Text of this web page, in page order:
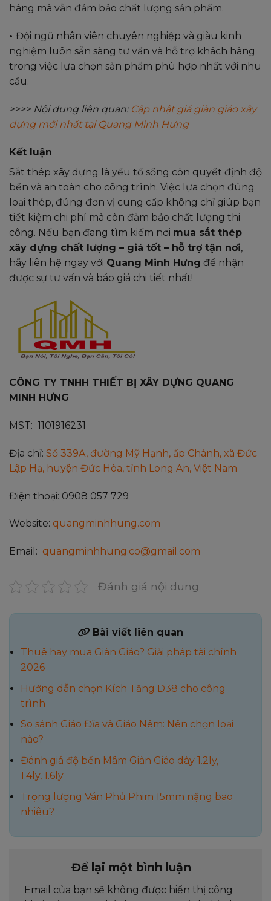
hàng mà vẫn đảm bảo chất lượng sản phẩm.
• Đội ngũ nhân viên chuyên nghiệp và giàu kinh
nghiệm luôn sẵn sàng tư vấn và hỗ trợ khách hàng
trong việc lựa chọn sản phẩm phù hợp nhất với nhu
cầu.
>>>> Nội dung liên quan: Cập nhật giá giàn giáo xây
dựng mới nhất tại Quang Minh Hưng
Kết luận
Sắt thép xây dựng là yếu tố sống còn quyết định độ
bền và an toàn cho công trình. Việc lựa chọn đúng
loại thép, đúng đơn vị cung cấp không chỉ giúp bạn
tiết kiệm chi phí mà còn đảm bảo chất lượng thi
công. Nếu bạn đang tìm kiếm nơi mua sắt thép
xây dựng chất lượng – giá tốt – hỗ trợ tận nơi,
hãy liên hệ ngay với Quang Minh Hưng để nhận
được sự tư vấn và báo giá chi tiết nhất!
CÔNG TY TNHH THIẾT BỊ XÂY DỰNG QUANG
MINH HƯNG
MST: 1101916231
Địa chỉ: Số 339A, đường Mỹ Hạnh, ấp Chánh, xã Đức
Lập Hạ, huyện Đức Hòa, tỉnh Long An, Việt Nam
Điện thoại: 0908 057 729
Website: quangminhhung.com
Email: quangminhhung.co@gmail.com
Đánh giá nội dung
Bài viết liên quan
Thuê hay mua Giàn Giáo? Giải pháp tài chính
2026
Hướng dẫn chọn Kích Tăng D38 cho công
trình
So sánh Giáo Đĩa và Giáo Nêm: Nên chọn loại
nào?
Đánh giá độ bền Mâm Giàn Giáo dày 1.2ly,
1.4ly, 1.6ly
Trọng lượng Ván Phủ Phim 15mm nặng bao
nhiêu?
Để lại một bình luận
Email của bạn sẽ không được hiển thị công